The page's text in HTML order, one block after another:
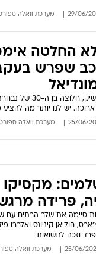
עוד
מירוסלב קובק בן ה-74
מערכת וואלה
החלטה
שפרש
פטריק שיק,
יש לנו יותר מה להציע
מערכת וואלה